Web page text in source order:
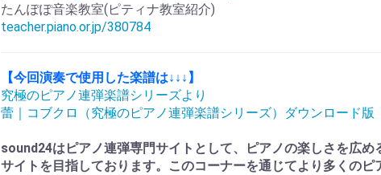
たんぽぽ音楽教室(ピティナ教室紹介)
teacher.piano.or.jp/380784
【今回演奏で使用した楽譜は↓↓↓】
究極のピアノ連弾楽譜シリーズより
蕾｜コブクロ（究極のピアノ連弾楽譜シリーズ）ダウンロード版
sound24はピアノ連弾専門サイトとして、ピアノの楽しさを広
サイトを目指しております。このコーナーを通じてより多くの